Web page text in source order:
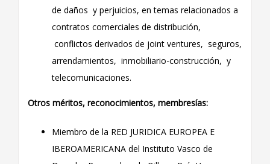
de daños y perjuicios, en temas relacionados a
contratos comerciales de distribución,
conflictos derivados de joint ventures, seguros,
arrendamientos, inmobiliario-construcción, y
telecomunicaciones.
Otros méritos, reconocimientos, membresías:
Miembro de la RED JURIDICA EUROPEA E
IBEROAMERICANA del Instituto Vasco de